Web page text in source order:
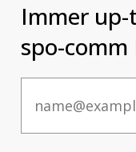
Immer
spo-